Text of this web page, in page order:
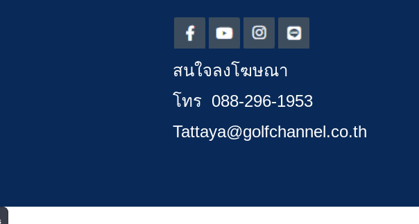
สนใจลงโฆษณา
โทร 088-296-1953
Tattaya@golfchannel.co.th